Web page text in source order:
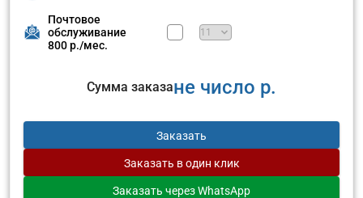
Почтовое
обслуживание
800 р./мес.
Сумма заказане число р.
Заказать
Заказать в один клик
Заказать через WhatsApp